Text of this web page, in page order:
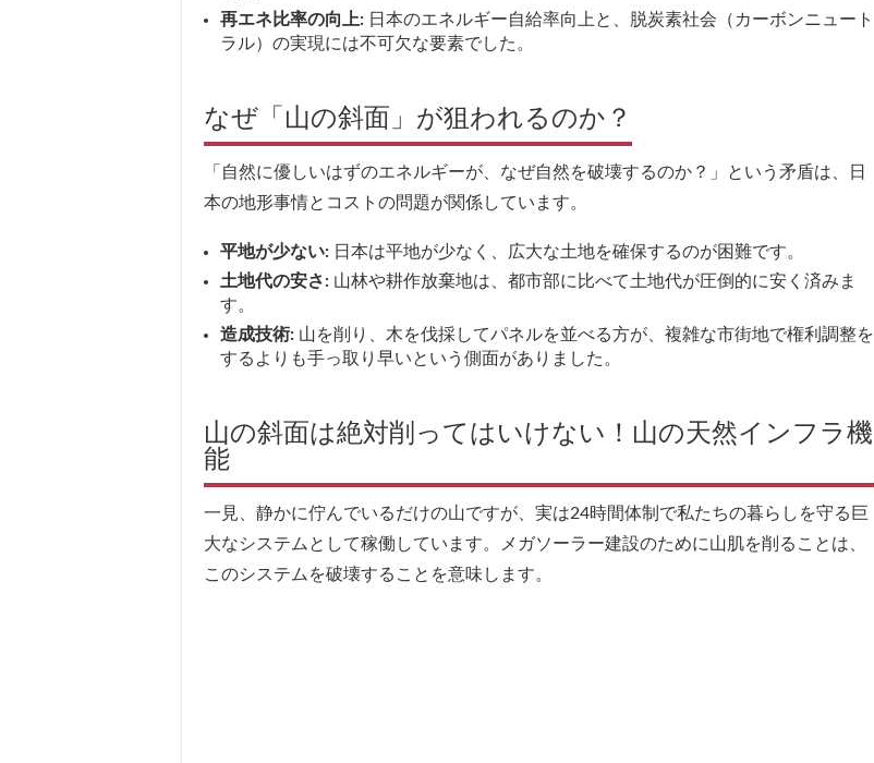
再エネ比率の向上: 日本のエネルギー自給率向上と、脱炭素社会（カーボンニュート
ラル）の実現には不可欠な要素でした。
なぜ「山の斜面」が狙われるのか？
「自然に優しいはずのエネルギーが、なぜ自然を破壊するのか？」という矛盾は、日
本の地形事情とコストの問題が関係しています。
平地が少ない: 日本は平地が少なく、広大な土地を確保するのが困難です。
土地代の安さ: 山林や耕作放棄地は、都市部に比べて土地代が圧倒的に安く済みま
す。
造成技術: 山を削り、木を伐採してパネルを並べる方が、複雑な市街地で権利調整を
するよりも手っ取り早いという側面がありました。
山の斜面は絶対削ってはいけない！山の天然インフラ機
能
一見、静かに佇んでいるだけの山ですが、実は24時間体制で私たちの暮らしを守る巨
大なシステムとして稼働しています。メガソーラー建設のために山肌を削ることは、
このシステムを破壊することを意味します。